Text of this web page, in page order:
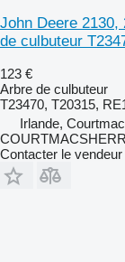
John Deere 2130,
de culbuteur
123 €
Arbre de culbuteur
T23470, T20315,
Irlande,
Contacter le vendeur